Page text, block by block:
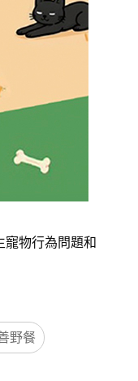
寵物行為問題和
野餐